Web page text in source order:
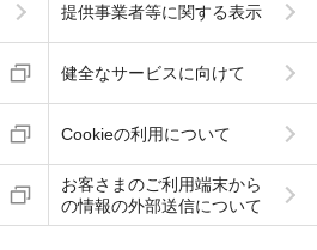
提供事業者等に関する表示
健全なサービスに向けて
Cookieの利用について
お客さまのご利用端末から
の情報の外部送信について